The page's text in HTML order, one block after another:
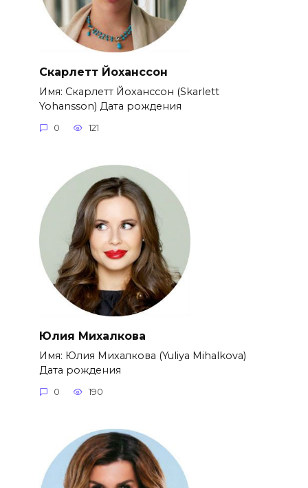
Скарлетт Йоханссон
Имя: Скарлетт Йоханссон (Skarlett
Yohansson) Дата рождения
0 121
Юлия Михалкова
Имя: Юлия Михалкова (Yuliya Mihalkova)
Дата рождения
0 190